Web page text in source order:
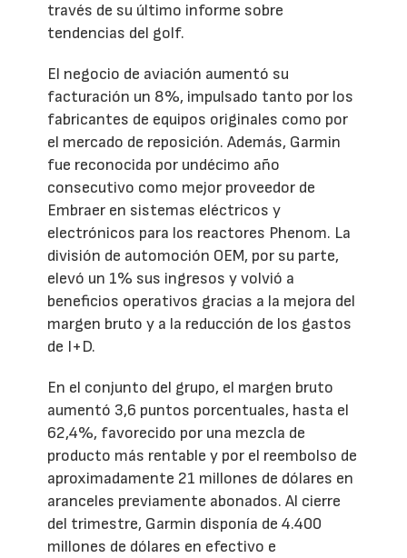
través de su último informe sobre
tendencias del golf.
El negocio de aviación aumentó su
facturación un 8%, impulsado tanto por los
fabricantes de equipos originales como por
el mercado de reposición. Además, Garmin
fue reconocida por undécimo año
consecutivo como mejor proveedor de
Embraer en sistemas eléctricos y
electrónicos para los reactores Phenom. La
división de automoción OEM, por su parte,
elevó un 1% sus ingresos y volvió a
beneficios operativos gracias a la mejora del
margen bruto y a la reducción de los gastos
de I+D.
En el conjunto del grupo, el margen bruto
aumentó 3,6 puntos porcentuales, hasta el
62,4%, favorecido por una mezcla de
producto más rentable y por el reembolso de
aproximadamente 21 millones de dólares en
aranceles previamente abonados. Al cierre
del trimestre, Garmin disponía de 4.400
millones de dólares en efectivo e